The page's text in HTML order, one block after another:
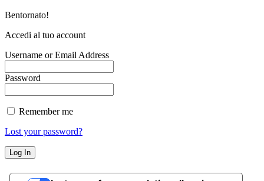
Bentornato!
Accedi al tuo account
Username or Email Address
Password
Remember me
Lost your password?